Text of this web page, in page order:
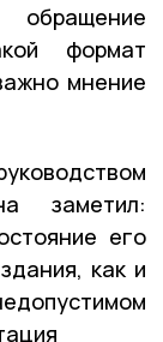
формат
мнение
заметил:
его
как и